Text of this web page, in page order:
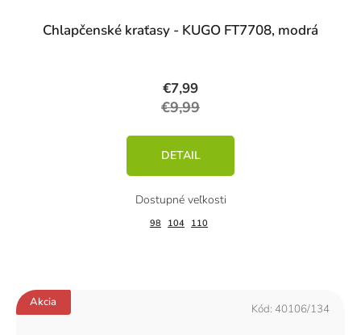
Chlapčenské kraťasy - KUGO FT7708, modrá
€7,99
€9,99
DETAIL
98 104 110
Akcia Kód: 40106/134